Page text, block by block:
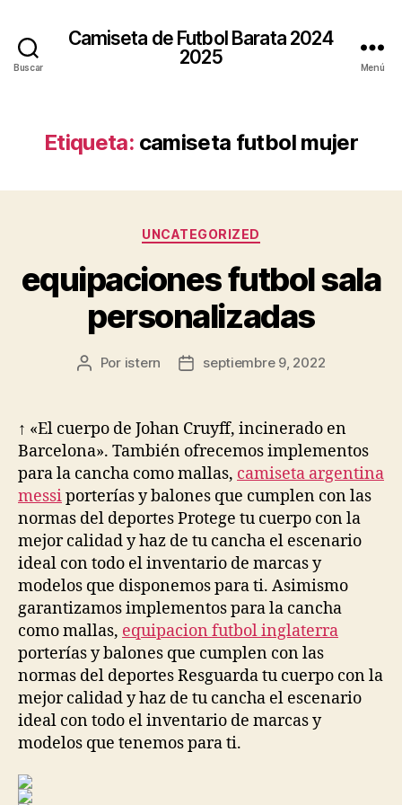
Buscar
Camiseta de Futbol Barata 2024
2025
Menú
Etiqueta: camiseta futbol mujer
Categorías
UNCATEGORIZED
equipaciones futbol sala
personalizadas
Autor
entrada
Por istern
Fecha
entrada
septiembre 9, 2022
↑ «El cuerpo de Johan Cruyff, incinerado en
Barcelona». También ofrecemos implementos
para la cancha como mallas, camiseta argentina
messiporterías y balones que cumplen con las
normas del deportes Protege tu cuerpo con la
mejor calidad y haz de tu cancha el escenario
ideal con todo el inventario de marcas y
modelos que disponemos para ti. Asimismo
garantizamos implementos para la cancha
como mallas, equipacion futbol inglaterra
porterías y balones que cumplen con las
normas del deportes Resguarda tu cuerpo con la
mejor calidad y haz de tu cancha el escenario
ideal con todo el inventario de marcas y
modelos que tenemos para ti.